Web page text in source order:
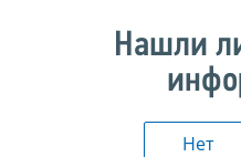
Нашли
Нет